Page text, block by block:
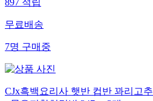
897적립
무료배송
7명구매중
CJx흑백요리사 햇반 컵반 꽈리고